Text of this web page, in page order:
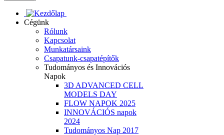
Cégünk
Rólunk
Kapcsolat
Munkatársaink
Csapatunk-csapatépítők
Tudományos és Innovációs
Napok
3D ADVANCED CELL
MODELS DAY
FLOW NAPOK 2025
INNOVÁCIÓS napok
2024
Tudományos Nap 2017